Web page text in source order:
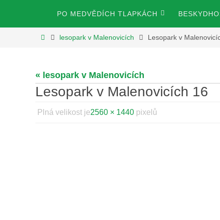
obsah
PO MEDVĚDÍCH TLAPKÁCH
Homelesopark v Malenovicích Lesopark v
« lesopark v Malenovicích
Lesopark v Malenovicích 16
Plná velikost je2560 × 1440 pixelů